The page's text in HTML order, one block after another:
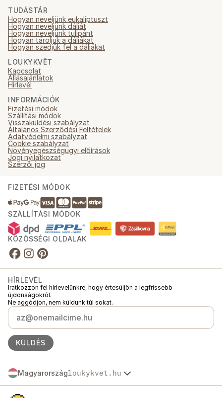
TUDÁSTÁR
Hogyan neveljünk eukaliptuszt
Hogyan neveljünk dáliát
Hogyan neveljünk tulipánt
Hogyan tároljuk a dáliákat
Hogyan szedjük fel a dáliákat
LOUKYKVĚT
Kapcsolat
Állásajánlatok
Hírlevél
INFORMÁCIÓK
Fizetési módok
Szállítási módok
Visszaküldési szabályzat
Általános Szerződési Feltételek
Adatvédelmi szabályzat
Cookie szabályzat
Növényegészségügyi előírások
Jogi nyilatkozat
Szerzői jog
FIZETÉSI MÓDOK
SZÁLLÍTÁSI MÓDOK
KÖZÖSSÉGI OLDALAK
HÍRLEVÉL
Iratkozzon fel hírlevelünkre, hogy értesüljön a legfrissebb
újdonságokról.
Ne aggódjon, nem küldünk túl sokat.
KÜLDÉS
Magyarországloukykvet.hu
Česko
Slovensko